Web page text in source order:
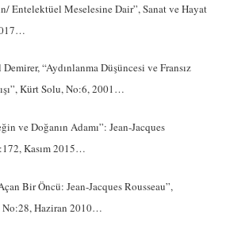
Entelektüel Meselesine Dair”, Sanat ve Hayat
“Aydınlanma Düşüncesi ve Fransız
Kürt Solu, No:6, 2001…
ve Doğanın Adamı”: Jean-Jacques
Kasım 2015…
Bir Öncü: Jean-Jacques Rousseau”,
No:28, Haziran 2010…